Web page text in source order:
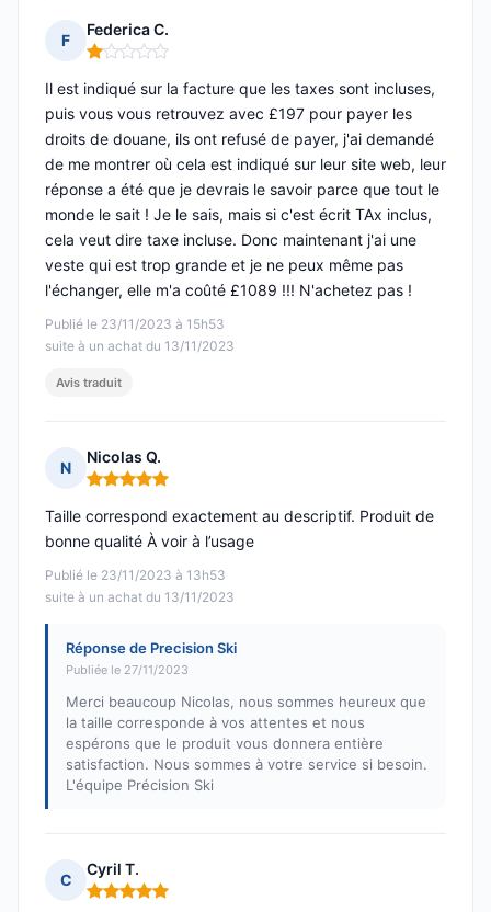
F
Federica C.
Note : 1 sur 5
Publié le 23/11/2023 à 15h53
suite à un achat du 13/11/2023
Il est indiqué sur la facture que les taxes sont incluses,
puis vous vous retrouvez avec £197 pour payer les
droits de douane, ils ont refusé de payer, j'ai demandé
de me montrer où cela est indiqué sur leur site web, leur
réponse a été que je devrais le savoir parce que tout le
monde le sait ! Je le sais, mais si c'est écrit TAx inclus,
cela veut dire taxe incluse. Donc maintenant j'ai une
veste qui est trop grande et je ne peux même pas
l'échanger, elle m'a coûté £1089 !!! N'achetez pas !
Avis traduit
N
Nicolas Q.
Note : 5 sur 5
Publié le 23/11/2023 à 13h53
suite à un achat du 13/11/2023
Taille correspond exactement au descriptif. Produit de
bonne qualité À voir à l’usage
Réponse de Precision Ski
Publiée le 27/11/2023
Merci beaucoup Nicolas, nous sommes heureux que
la taille corresponde à vos attentes et nous
espérons que le produit vous donnera entière
satisfaction. Nous sommes à votre service si besoin.
L'équipe Précision Ski
C
Cyril T.
Note : 5 sur 5